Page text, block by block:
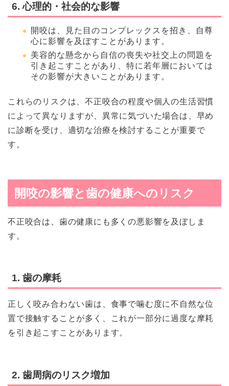
6. 心理的・社会的な影響
開咬は、見た目のコンプレックスを招き、自尊
心に影響を及ぼすことがあります。
美容的な懸念から自信の喪失や社交上の問題を
引き起こすことがあり、特に若年層においては
その影響が大きいことがあります。
これらのリスクは、不正咬合の程度や個人の生活習慣
によって異なりますが、異常に気づいた場合は、早め
に診断を受け、適切な治療を検討することが重要で
す。
開咬の影響と歯の健康へのリスク
不正咬合は、歯の健康にも多くの悪影響を及ぼしま
す。
1. 歯の摩耗
正しく咬み合わない歯は、食事で噛む度に不自然な位
置で接触することが多く、これが一部分に過度な摩耗
を引き起こすことがあります。
2. 歯周病のリスク増加